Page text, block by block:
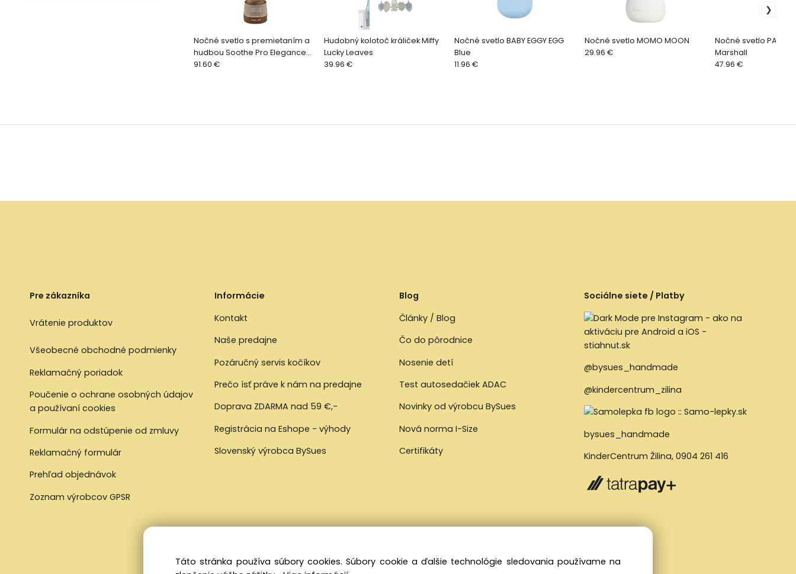
Nočné svetlo s premietaním a
hudbou Soothe Pro Elegance
Beige
91.60 €
Hudobný kolotoč králiček Miffy
Lucky Leaves
39.96 €
Nočné svetlo BABY EGGY EGG
Blue
11.96 €
Nočné svetlo MOMO MOON
29.96 €
Nočné svetlo PAW
Marshall
47.96 €
Pre zákazníka
Vrátenie produktov
Všeobecné obchodné podmienky
Reklamačný poriadok
Poučenie o ochrane osobných údajov
a používaní cookies
Formulár na odstúpenie od zmluvy
Reklamačný formulár
Prehľad objednávok
Zoznam výrobcov GPSR
Informácie
Kontakt
Naše predajne
Pozáručný servis kočíkov
Prečo ísť práve k nám na predajne
Doprava ZDARMA nad 59 €,-
Registrácia na Eshope - výhody
Slovenský výrobca BySues
Blog
Články / Blog
Čo do pôrodnice
Nosenie detí
Test autosedačiek ADAC
Novinky od výrobcu BySues
Nová norma I-Size
Certifikáty
Sociálne siete / Platby
@bysues_handmade
@kindercentrum_zilina
bysues_handmade
KinderCentrum Žilina,0904 261 416
Táto stránka používa súbory cookies. Súbory cookie a ďalšie technológie sledovania používame na